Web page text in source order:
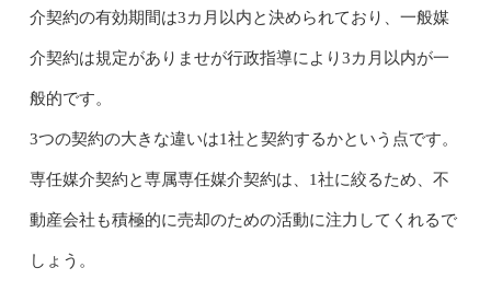
介契約の有効期間は3カ月以内と決められており、一般媒
介契約は規定がありませが行政指導により3カ月以内が一
般的です。
3つの契約の大きな違いは1社と契約するかという点です。
専任媒介契約と専属専任媒介契約は、1社に絞るため、不
動産会社も積極的に売却のための活動に注力してくれるで
しょう。